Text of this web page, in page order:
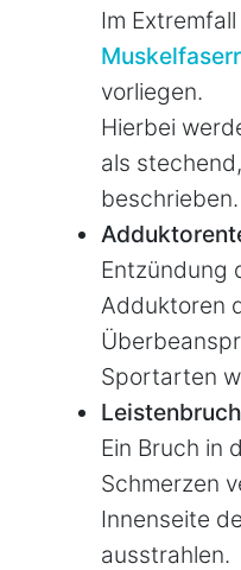
Im
vorliegen.
Hierbei
als
beschrieben.
Entzündung
Adduktoren
Sportarten
Ein Bruch in
Schmerzen
Innenseite
ausstrahlen.